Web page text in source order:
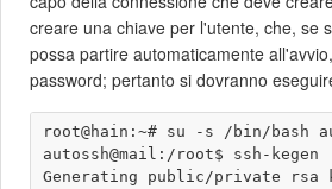
creare una chiave per l'utente, che, se
possa partire automaticamente
password; pertanto si dovranno
root@hain:~# su -s /bin/bash
autossh@mail:/root$ ssh-kegen
Generating public/private rsa